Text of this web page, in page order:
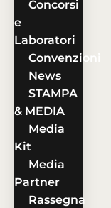
Concorsi
e
Laboratori
Convenzioni
News
STAMPA
& MEDIA
Media
Kit
Media
Partner
Rassegna